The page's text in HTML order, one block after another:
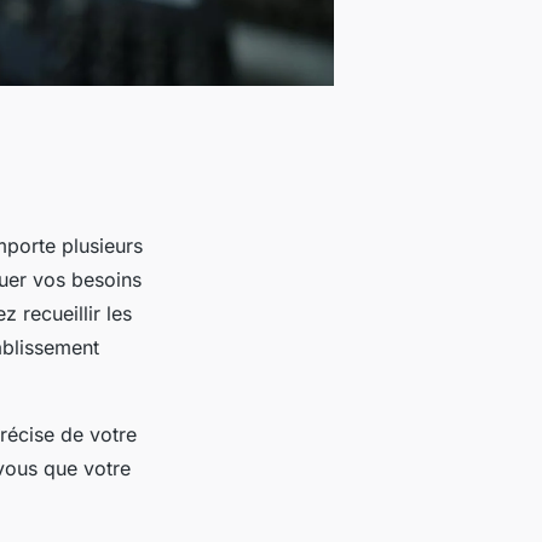
plusieurs
vos besoins
recueillir les
de votre
que votre